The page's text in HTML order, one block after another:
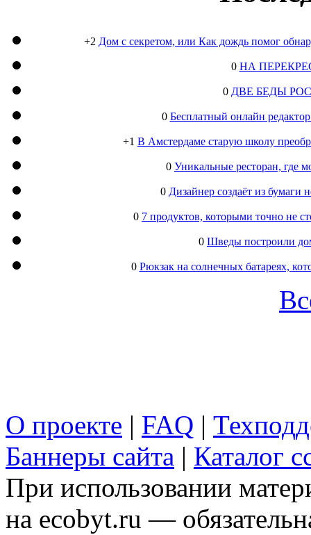
+2 Дом с секретом, или Как дождь помог
0 НА
0 ДВЕ БЕДЫ
0 Бесплатный онлайн
+1 В Амстердаме старую школу
0 Уникальные ресторан, где
0 Дизайнер создаёт из
0 7 продуктов, которыми точно не
0 Шведы построили
0 Рюкзак на солнечных батареях,
О проекте | FAQ |
Баннеры сайта | Каталог
При использовании
на ecobyt.ru —